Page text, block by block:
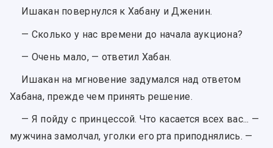
Ишакан повернулся к Хабану и Дженин.
— Сколько у нас времени до начала аукциона?
— Очень мало, — ответил Хабан.
Ишакан на мгновение задумался над ответом
Хабана, прежде чем принять решение.
— Я пойду с принцессой. Что касается всех вас... —
мужчина замолчал, уголки его рта приподнялись. —